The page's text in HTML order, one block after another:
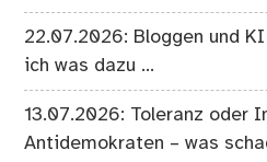
22.07.2026: Bloggen und
ich was dazu …
13.07.2026: Toleranz oder
Antidemokraten – was